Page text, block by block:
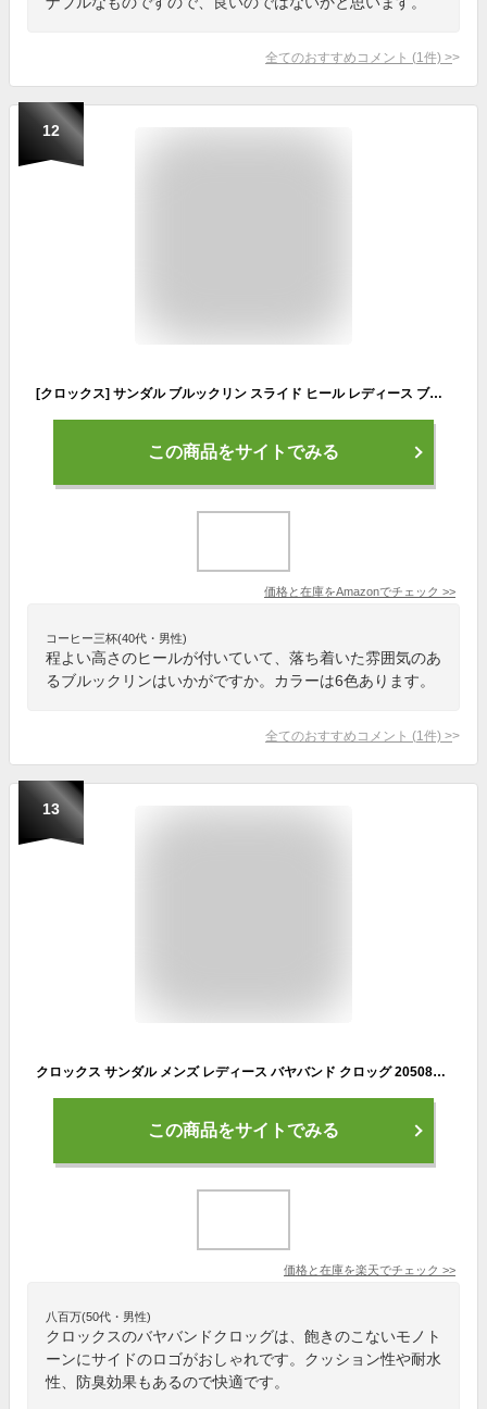
全てのおすすめコメント (1 件) >
12
[クロックス] サンダル ブルックリン スライド ヒール レディース ブラック/ブラック 24.0 cm
この商品をサイトでみる
価格と在庫をAmazonでチェック >>
コーヒー三杯(40代・男性)
程よい高さのヒールが付いていて、落ち着いた雰囲気のあ
るブルックリンはいかがですか。カラーは6色あります。
全てのおすすめコメント (1 件) >
13
クロックス サンダル メンズ レディース バヤバンド クロッグ 205089 crocs 2025春夏 BAYABAND CLOG サボ
この商品をサイトでみる
価格と在庫を楽天でチェック >>
八百万(50代・男性)
クロックスのバヤバンドクロッグは、飽きのこないモノト
ーンにサイドのロゴがおしゃれです。クッション性や耐水
性、防臭効果もあるので快適です。